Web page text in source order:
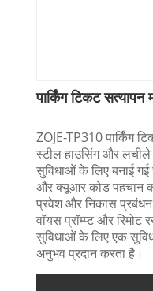
पार्किंग टिकट
ZOJE-TP310 पार्किंग
स्टील हाउसिंग और लचीले
सुविधाओं के लिए बनाई
और क्यूआर कोड पहचान
प्रवेश और निकास
वॉयस प्रॉम्प्ट और
सुविधाओं के लिए एक
अनुभव प्रदान करता है।